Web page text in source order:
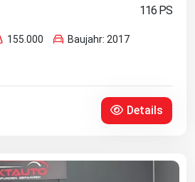
116 PS
155.000
Baujahr: 2017
Details